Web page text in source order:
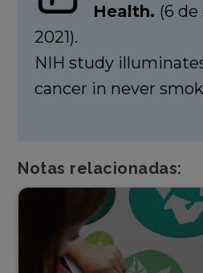
Health. (6
2021).
NIH study
cancer in never
Notas relacionadas: